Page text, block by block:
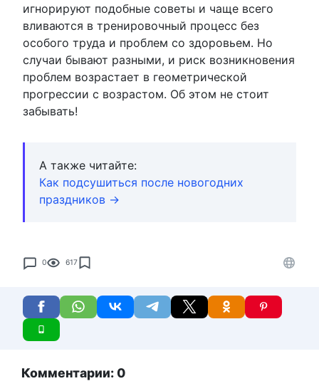
игнорируют подобные советы и чаще всего
вливаются в тренировочный процесс без
особого труда и проблем со здоровьем. Но
случаи бывают разными, и риск возникновения
проблем возрастает в геометрической
прогрессии с возрастом. Об этом не стоит
забывать!
А также читайте:
Как подсушиться после новогодних
праздников →
0 617
Комментарии: 0